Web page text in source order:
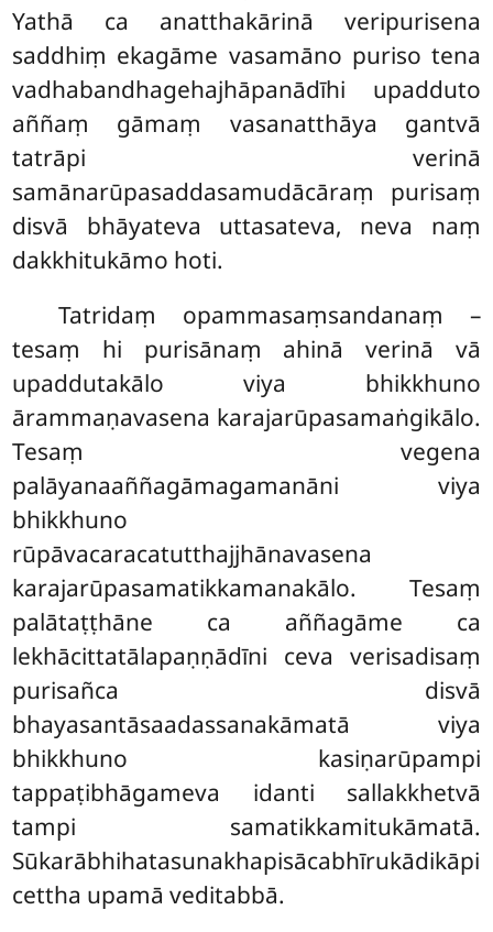
Yathā ca anatthakārinā veripurisena
saddhiṃ ekagāme vasamāno puriso tena
vadhabandhagehajhāpanādīhi upadduto
aññaṃ gāmaṃ vasanatthāya gantvā
tatrāpi verinā
samānarūpasaddasamudācāraṃ purisaṃ
disvā bhāyateva uttasateva, neva naṃ
dakkhitukāmo hoti.
Tatridaṃ opammasaṃsandanaṃ –
tesaṃ hi purisānaṃ ahinā verinā vā
upaddutakālo viya bhikkhuno
ārammaṇavasena karajarūpasamaṅgikālo.
Tesaṃ vegena
palāyanaaññagāmagamanāni viya
bhikkhuno
rūpāvacaracatutthajjhānavasena
karajarūpasamatikkamanakālo. Tesaṃ
palātaṭṭhāne ca aññagāme ca
lekhācittatālapaṇṇādīni ceva verisadisaṃ
purisañca disvā
bhayasantāsaadassanakāmatā viya
bhikkhuno kasiṇarūpampi
tappaṭibhāgameva idanti sallakkhetvā
tampi samatikkamitukāmatā.
Sūkarābhihatasunakhapisācabhīrukādikāpi
cettha upamā veditabbā.